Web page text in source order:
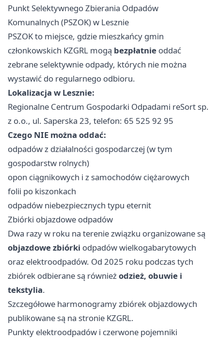
Punkt Selektywnego Zbierania Odpadów
Komunalnych (PSZOK) w Lesznie
PSZOK to miejsce, gdzie mieszkańcy gmin
członkowskich KZGRL mogą bezpłatnie oddać
zebrane selektywnie odpady, których nie można
wystawić do regularnego odbioru.
Lokalizacja w Lesznie:
Regionalne Centrum Gospodarki Odpadami reSort sp.
z o.o., ul. Saperska 23, telefon: 65 525 92 95
Czego NIE można oddać:
odpadów z działalności gospodarczej (w tym
gospodarstw rolnych)
opon ciągnikowych i z samochodów ciężarowych
folii po kiszonkach
odpadów niebezpiecznych typu eternit
Zbiórki objazdowe odpadów
Dwa razy w roku na terenie związku organizowane są
objazdowe zbiórki odpadów wielkogabarytowych
oraz elektroodpadów. Od 2025 roku podczas tych
zbiórek odbierane są równieżodzież, obuwie i
tekstylia.
Szczegółowe harmonogramy zbiórek objazdowych
publikowane są na stronie KZGRL.
Punkty elektroodpadów i czerwone pojemniki